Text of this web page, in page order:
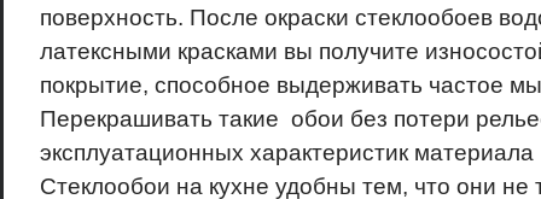
поверхность. После окраски стеклообоев
латексными красками вы получите
покрытие, способное выдерживать частое
Перекрашивать такие обои без потери
эксплуатационных характеристик
Стеклообои на кухне удобны тем, что они не